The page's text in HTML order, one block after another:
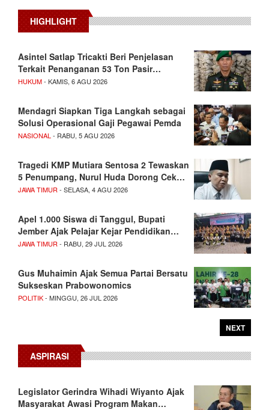
HIGHLIGHT
Asintel Satlap Tricakti Beri Penjelasan
Terkait Penanganan 53 Ton Pasir…
HUKUM- KAMIS, 6 AGU 2026
Mendagri Siapkan Tiga Langkah sebagai
Solusi Operasional Gaji Pegawai Pemda
NASIONAL - RABU, 5 AGU 2026
Tragedi KMP Mutiara Sentosa 2 Tewaskan
5 Penumpang, Nurul Huda Dorong Cek…
JAWA TIMUR - SELASA, 4 AGU 2026
Apel 1.000 Siswa di Tanggul, Bupati
Jember Ajak Pelajar Kejar Pendidikan…
JAWA TIMUR - RABU, 29 JUL 2026
Gus Muhaimin Ajak Semua Partai Bersatu
Sukseskan Prabowonomics
POLITIK- MINGGU, 26 JUL 2026
NEXT
ASPIRASI
Legislator Gerindra Wihadi Wiyanto Ajak
Masyarakat Awasi Program Makan…